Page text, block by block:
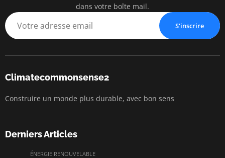
dans votre boîte mail.
S'inscrire
Climatecommonsense2
Construire un monde plus durable, avec bon sens
Derniers Articles
ÉNERGIE RENOUVELABLE